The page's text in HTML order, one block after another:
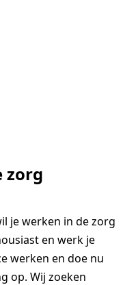
zorg
je werken in de zorg
en werk je
werken en doe nu
op. Wij zoeken